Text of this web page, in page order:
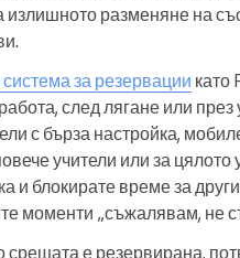
излишното разменяне на
за резервации като
след лягане или
с бърза настройка,
учители или за цялото
и блокирате време за
моменти „съжалявам, не
срещата е резервирана,